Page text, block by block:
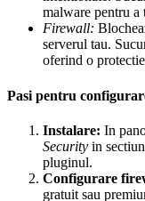
malware pentru a
Firewall:
serverul tau.
oferind o
Pasi pentru
Instalare: In
Security in
pluginul.
Configurare
gratuit sau